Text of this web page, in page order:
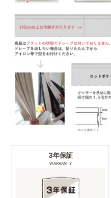
3年保証
WARRANTY